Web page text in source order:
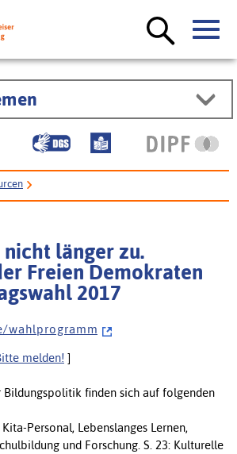
nicht länger zu.
Freien Demokraten
2017
/ w a h l p r o g r a m m
melden! ]
finden sich auf folgenden
Personal, Lebenslanges Lernen,
und Forschung. S. 23: Kulturelle